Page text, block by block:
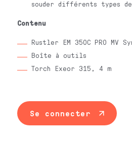
souder différents types
Contenu
Rustler EM 350C PRO MV
Boîte à outils
Torch Exeor 315, 4 m
Se connecter